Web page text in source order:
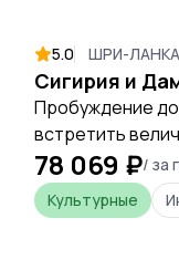
5.0 ШРИ-
Пробуждение
встретить
прикоснуться к
храма. За один
Цейлона,
78 069 ₽/ за
Культурные